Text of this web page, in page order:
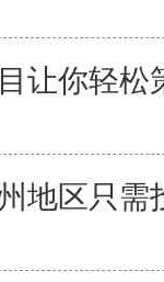
让你轻松
地区只需